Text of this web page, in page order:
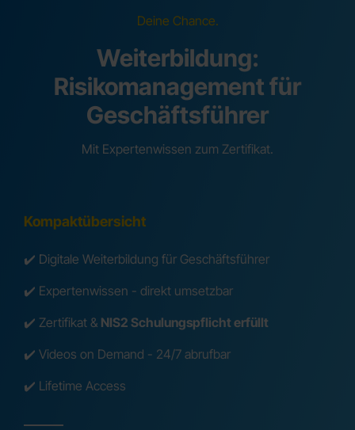
Deine Chance.
Weiterbildung:
Risikomanagement für
Geschäftsführer
Mit Expertenwissen zum Zertifikat.
Kompaktübersicht
✔️ Digitale Weiterbildung für Geschäftsführer
✔️ Expertenwissen - direkt umsetzbar
✔️ Zertifikat & NIS2 Schulungspflicht erfüllt
✔️ Videos on Demand - 24/7 abrufbar
✔️ Lifetime Access